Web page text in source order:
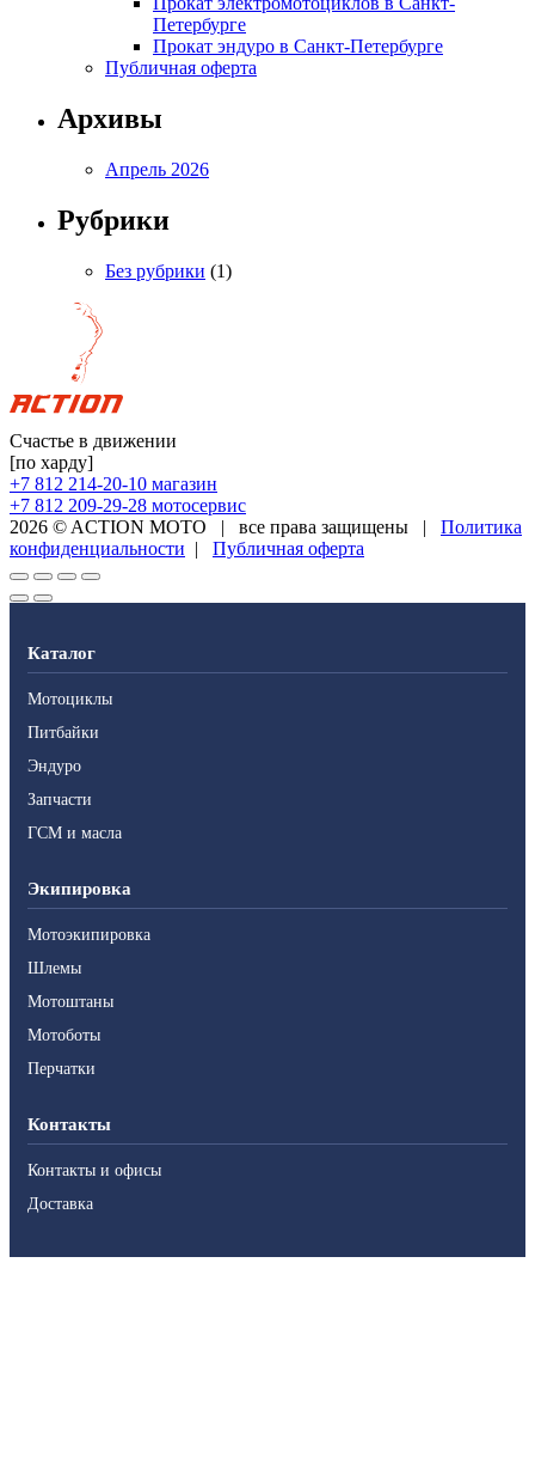
Петербурге
Прокат эндуро в Санкт-Петербурге
Публичная оферта
Архивы
Апрель 2026
Рубрики
Без рубрики (1)
Счастье в движении
[по харду]
+7 812 214-20-10 магазин
+7 812 209-29-28 мотосервис
2026 © ACTION MOTO | все права защищены |
Политика
конфиденциальности | Публичная оферта
Каталог
Мотоциклы
Питбайки
Эндуро
Запчасти
ГСМ и масла
Экипировка
Мотоэкипировка
Шлемы
Мотоштаны
Мотоботы
Перчатки
Контакты
Контакты и офисы
Доставка